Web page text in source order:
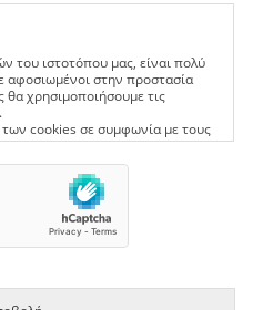
του ιστοτόπου μας, είναι πολύ
αφοσιωμένοι στην προστασία
θα χρησιμοποιήσουμε τις
cookies σε συμφωνία με τους
πρώτη σας επίσκεψη στον
cookies κάθε φορά που
με την χρήση προτύπου από